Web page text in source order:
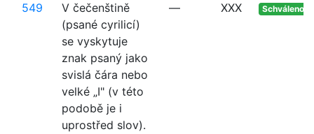
549
V čečenštině
(psané cyrilicí)
se vyskytuje
znak psaný jako
svislá čára nebo
velké „I" (v této
podobě je i
uprostřed slov).
— XXX Schváleno